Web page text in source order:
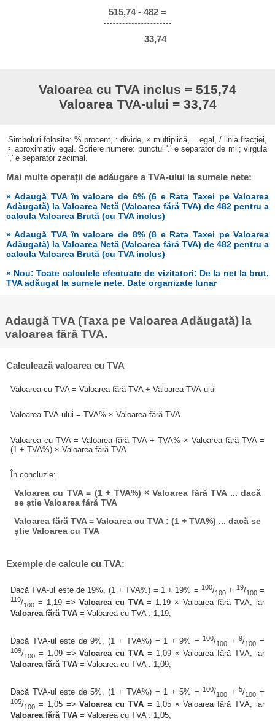
515,74 - 482 =
33,74
Valoarea cu TVA inclus = 515,74
Valoarea TVA-ului = 33,74
Simboluri folosite: % procent, : divide, × multiplică, = egal, / linia fracției,
≈ aproximativ egal. Scriere numere: punctul '.' e separator de mii; virgula
',' e separator zecimal.
Mai multe operații de adăugare a TVA-ului la sumele nete:
» Adaugă TVA în valoare de 6% (6 e Rata Taxei pe Valoarea
Adăugată) la Valoarea Netă (Valoarea fără TVA) de 482 pentru a
calcula Valoarea Brută (cu TVA inclus)
» Adaugă TVA în valoare de 8% (8 e Rata Taxei pe Valoarea
Adăugată) la Valoarea Netă (Valoarea fără TVA) de 482 pentru a
calcula Valoarea Brută (cu TVA inclus)
» Nou: Toate calculele efectuate de vizitatori: De la net la brut,
TVA adăugat la sumele nete. Date organizate lunar
Adaugă TVA (Taxa pe Valoarea Adăugată) la
valoarea fără TVA.
Calculează valoarea cu TVA
Valoarea cu TVA = Valoarea fără TVA + Valoarea TVA-ului
Valoarea TVA-ului = TVA% × Valoarea fără TVA
Valoarea cu TVA = Valoarea fără TVA + TVA% × Valoarea fără TVA =
(1 + TVA%) × Valoarea fără TVA
În concluzie:
Valoarea cu TVA = (1 + TVA%) × Valoarea fără TVA ... dacă
se știe Valoarea fără TVA
Valoarea fără TVA = Valoarea cu TVA : (1 + TVA%) ... dacă se
știe Valoarea cu TVA
Exemple de calcule cu TVA:
Dacă TVA-ul este de 19%, (1 + TVA%) = 1 + 19% = 100/100+ 19/100=
119/100 = 1,19 => Valoarea cu TVA= 1,19 × Valoarea fără TVA, iar
Valoarea fără TVA = Valoarea cu TVA : 1,19;
Dacă TVA-ul este de 9%, (1 + TVA%) = 1 + 9% =100/100 +9/100 =
109/100 = 1,09 =>Valoarea cu TVA = 1,09 × Valoarea fără TVA, iar
Valoarea fără TVA = Valoarea cu TVA : 1,09;
Dacă TVA-ul este de 5%, (1 + TVA%) = 1 + 5% =100/100 +5/100 =
105/100 = 1,05 =>Valoarea cu TVA = 1,05 × Valoarea fără TVA, iar
Valoarea fără TVA = Valoarea cu TVA : 1,05;